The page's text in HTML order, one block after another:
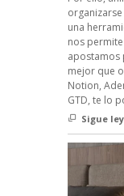
una
nos
apostamos
mejor que
Notion,
GTD, te lo
Sigue